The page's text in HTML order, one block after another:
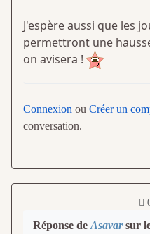
J'espère aussi que les
permettront une
on avisera !
Connexion ou Créer un
conversation.
Réponse de Asavarsur